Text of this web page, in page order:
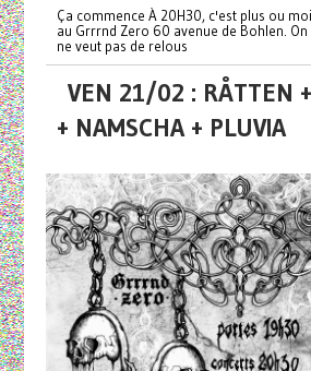
Ça commence À 20H30, c'est plus ou
au Grrrnd Zero 60 avenue de Bohlen. On
ne veut pas de relous
VEN 21/02 : RÅTTEN
+ NAMSCHA + PLUVIA